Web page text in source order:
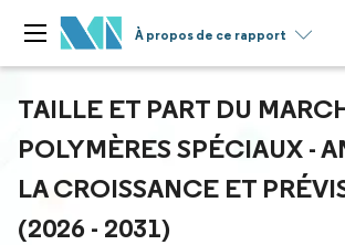
À propos de ce rapport
TAILLE ET PART DU
POLYMÈRES SPÉCIAUX -
LA CROISSANCE ET
(2026 - 2031)